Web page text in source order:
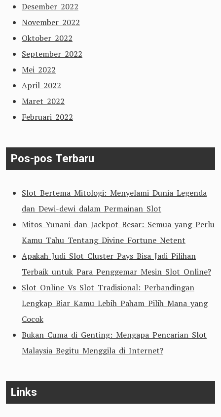
Desember 2022
November 2022
Oktober 2022
September 2022
Mei 2022
April 2022
Maret 2022
Februari 2022
Pos-pos Terbaru
Slot Bertema Mitologi: Menyelami Dunia Legenda
dan Dewi-dewi dalam Permainan Slot
Mitos Yunani dan Jackpot Besar: Semua yang Perlu
Kamu Tahu Tentang Divine Fortune Netent
Apakah Judi Slot Cluster Pays Bisa Jadi Pilihan
Terbaik untuk Para Penggemar Mesin Slot Online?
Slot Online Vs Slot Tradisional: Perbandingan
Lengkap Biar Kamu Lebih Paham Pilih Mana yang
Cocok
Bukan Cuma di Genting: Mengapa Pencarian Slot
Malaysia Begitu Menggila di Internet?
Links